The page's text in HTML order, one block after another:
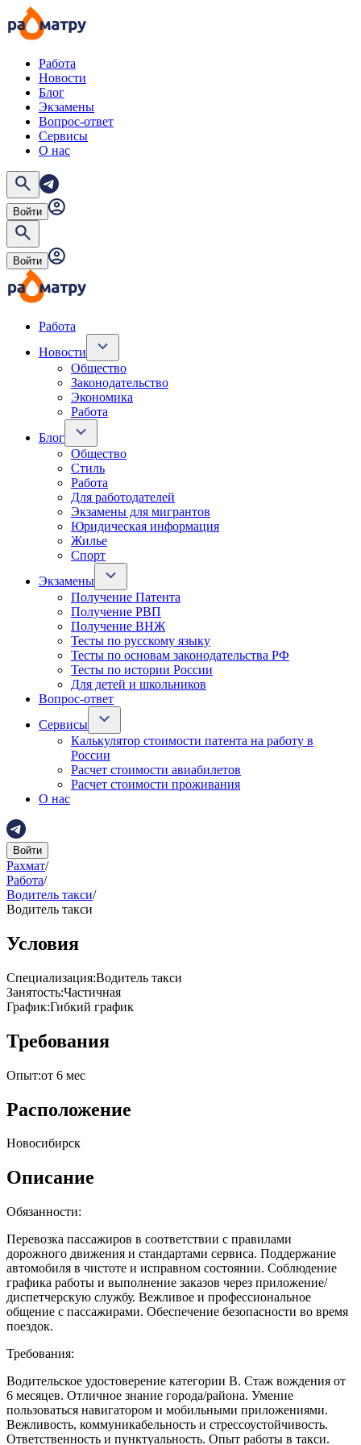
Работа
Новости
Блог
Экзамены
Вопрос-ответ
Сервисы
О нас
Войти
Войти
Работа
Новости
Общество
Законодательство
Экономика
Работа
Блог
Общество
Стиль
Работа
Для работодателей
Экзамены для мигрантов
Юридическая информация
Жилье
Спорт
Экзамены
Получение Патента
Получение РВП
Получение ВНЖ
Тесты по русскому языку
Тесты по основам законодательства РФ
Тесты по истории России
Для детей и школьников
Вопрос-ответ
Сервисы
Калькулятор стоимости патента на работу в
России
Расчет стоимости авиабилетов
Расчет стоимости проживания
О нас
Войти
Рахмат/
Работа/
Водитель такси/
Водитель такси
Условия
Специализация:Водитель такси
Занятость:Частичная
График:Гибкий график
Требования
Опыт:от 6 мес
Расположение
Новосибирск
Описание
Обязанности:
Перевозка пассажиров в соответствии с правилами
дорожного движения и стандартами сервиса. Поддержание
автомобиля в чистоте и исправном состоянии. Соблюдение
графика работы и выполнение заказов через приложение/
диспетчерскую службу. Вежливое и профессиональное
общение с пассажирами. Обеспечение безопасности во время
поездок.
Требования:
Водительское удостоверение категории B. Стаж вождения от
6 месяцев. Отличное знание города/района. Умение
пользоваться навигатором и мобильными приложениями.
Вежливость, коммуникабельность и стрессоустойчивость.
Ответственность и пунктуальность. Опыт работы в такси.